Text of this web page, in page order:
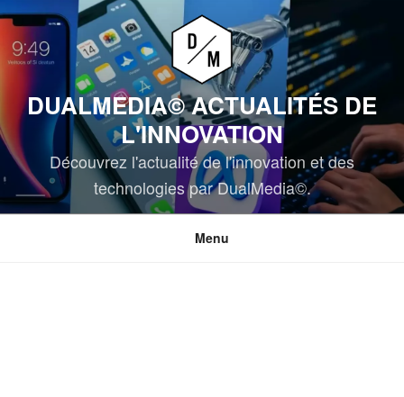
Aller
au
contenu
DUALMEDIA© ACTUALITÉS DE
L'INNOVATION
Découvrez l'actualité de l'innovation et des
technologies par DualMedia©.
Menu